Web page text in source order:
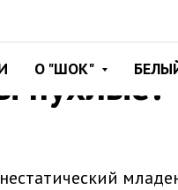
О "ШОК"
пухлые?